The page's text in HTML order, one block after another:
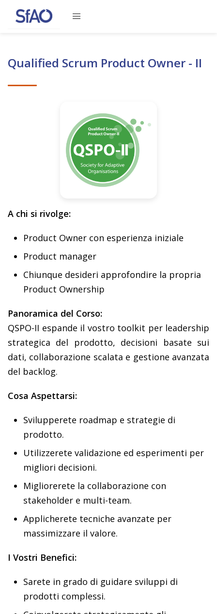
Qualified Scrum Product Owner - II
A chi si rivolge:
Product Owner con esperienza iniziale
Product manager
Chiunque desideri approfondire la propria
Product Ownership
Panoramica del Corso:
QSPO-II espande il vostro toolkit per leadership
strategica del prodotto, decisioni basate sui
dati, collaborazione scalata e gestione avanzata
del backlog.
Cosa Aspettarsi:
Svilupperete roadmap e strategie di
prodotto.
Utilizzerete validazione ed esperimenti per
migliori decisioni.
Migliorerete la collaborazione con
stakeholder e multi-team.
Applicherete tecniche avanzate per
massimizzare il valore.
I Vostri Benefici:
Sarete in grado di guidare sviluppi di
prodotti complessi.